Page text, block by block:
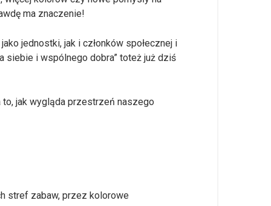
ma znaczenie!
jednostki, jak i członków społecznej i
siebie i wspólnego dobra” toteż już dziś
jak wygląda przestrzeń naszego
stref zabaw, przez kolorowe